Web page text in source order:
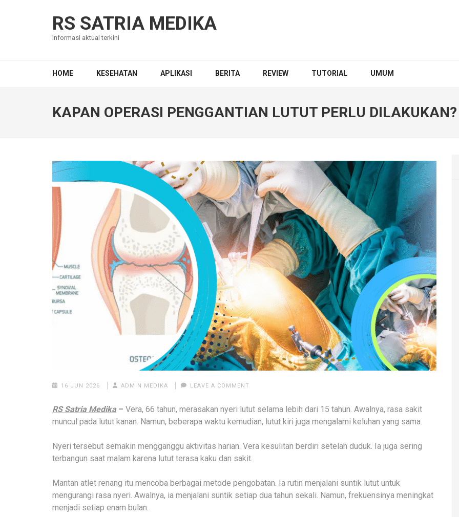
RS SATRIA MEDIKA
Informasi aktual terkini
HOME KESEHATAN APLIKASI BERITA REVIEW TUTORIAL UMUM
KAPAN OPERASI PENGGANTIAN LUTUT PERLU DILAKUKAN?
16 JUN 2026 ADMIN MEDIKA LEAVE A COMMENT
RS Satria Medika – Vera, 66 tahun, merasakan nyeri lutut selama lebih dari 15 tahun. Awalnya, rasa sakit
muncul pada lutut kanan. Namun, beberapa waktu kemudian, lutut kiri juga mengalami keluhan yang sama.
Nyeri tersebut semakin mengganggu aktivitas harian. Vera kesulitan berdiri setelah duduk. Ia juga sering
terbangun saat malam karena lutut terasa kaku dan sakit.
Mantan atlet renang itu mencoba berbagai metode pengobatan. Ia rutin menjalani suntik lutut untuk
mengurangi rasa nyeri. Awalnya, ia menjalani suntik setiap dua tahun sekali. Namun, frekuensinya meningkat
menjadi setiap enam bulan.